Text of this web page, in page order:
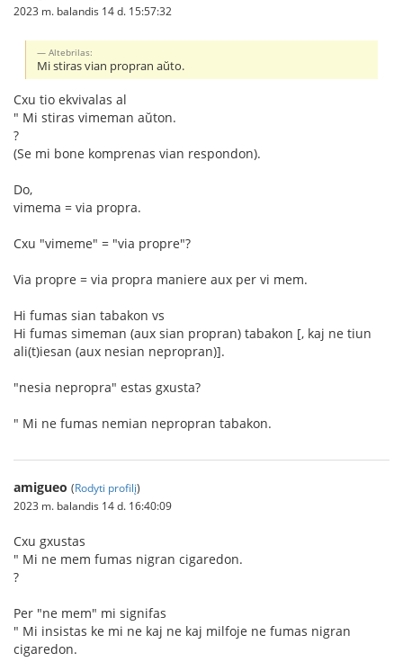
2023 m. balandis 14 d. 15:57:32
Altebrilas:
Mi stiras vian propran aŭto.
Cxu tio ekvivalas al
" Mi stiras vimeman aŭton.
?
(Se mi bone komprenas vian respondon).
Do,
vimema = via propra.
Cxu "vimeme" = "via propre"?
Via propre = via propra maniere aux per vi mem.
Hi fumas sian tabakon vs
Hi fumas simeman (aux sian propran) tabakon [, kaj ne tiun
ali(t)iesan (aux nesian nepropran)].
"nesia nepropra" estas gxusta?
" Mi ne fumas nemian nepropran tabakon.
amigueo (Rodyti profilį)
2023 m. balandis 14 d. 16:40:09
Cxu gxustas
" Mi ne mem fumas nigran cigaredon.
?
Per "ne mem" mi signifas
" Mi insistas ke mi ne kaj ne kaj milfoje ne fumas nigran
cigaredon.